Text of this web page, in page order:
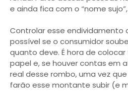
e ainda fica com o “nome
Controlar esse endividamento
possível se o consumidor
quanto deve. É hora de
papel e, se houver contas em
real desse rombo, uma vez
farão esse montante subir (e